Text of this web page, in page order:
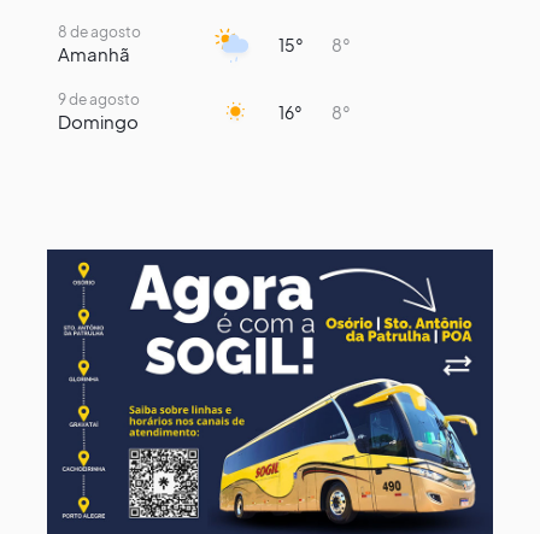
8 de agosto
Amanhã 15° 8°
9 de agosto
Domingo 16° 8°
Terça-Feira 14° 9°
12 de agosto
Quarta-Feira 13° 11°
13 de agosto
Quinta-Feira 17° 13°